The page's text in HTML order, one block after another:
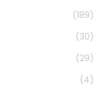
(189)
(30)
(29)
(4)